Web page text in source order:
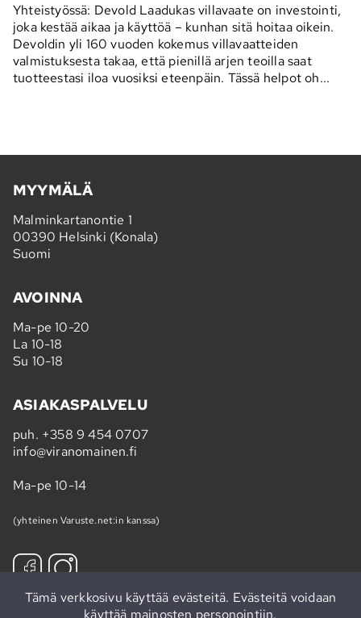
Yhteistyössä: Devold Laadukas villavaate on investointi,
joka kestää aikaa ja käyttöä – kunhan sitä hoitaa oikein.
Devoldin yli 160 vuoden kokemus villavaatteiden
valmistuksesta takaa, että pienillä arjen teoilla saat
tuotteestasi iloa vuosiksi eteenpäin. Tässä helpot oh...
MYYMÄLÄ
Malminkartanontie 1
00390 Helsinki (Konala)
Suomi
AVOINNA
Ma-pe 10-20
La 10-18
Su 10-18
ASIAKASPALVELU
puh. +358 9 454 0707
info@viranomainen.fi
Ma-pe 10-14
(yhteinen Varuste.net:in kanssa)
Tämä verkkosivu käyttää evästeitä. Evästeitä voidaan
käyttää mainosten personointiin.